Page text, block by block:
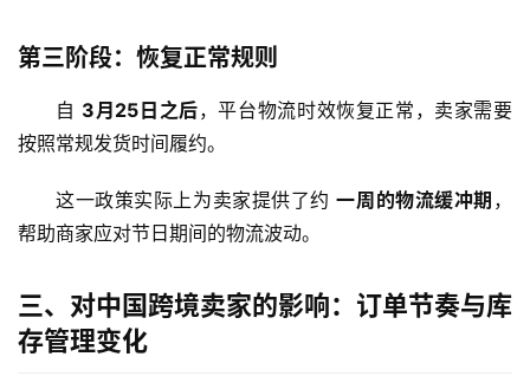
第三阶段：恢复正常规则
自 3月25日之后，平台物流时效恢复正常，卖家需要
按照常规发货时间履约。
这一政策实际上为卖家提供了约一周的物流缓冲期 ，
帮助商家应对节日期间的物流波动。
三、对中国跨境卖家的影响：订单节奏与库
存管理变化